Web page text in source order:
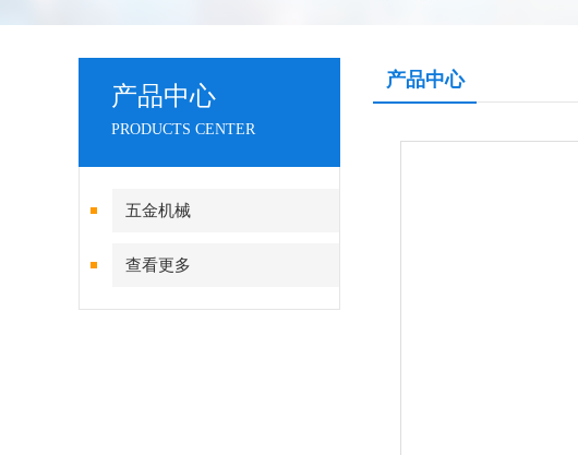
产品中心
PRODUCTS CENTER
五金机械
查看更多
产品中心